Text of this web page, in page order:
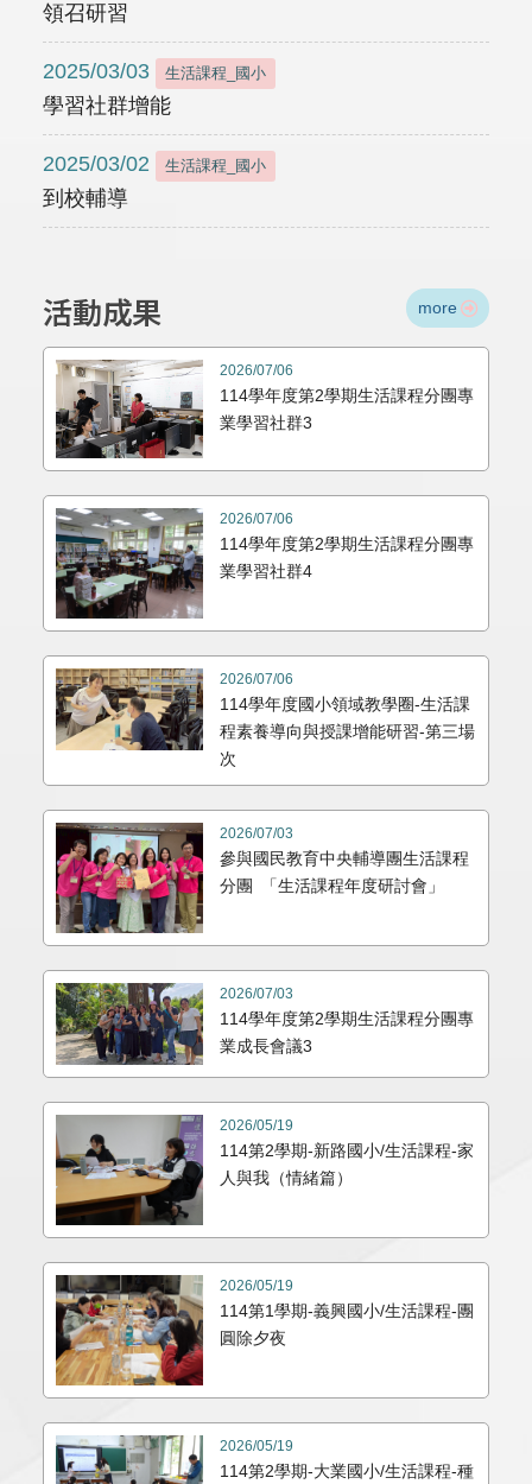
領召研習
2025/03/03 生活課程_國小
學習社群增能
2025/03/02 生活課程_國小
到校輔導
活動成果 more
2026/07/06
114學年度第2學期生活課程分團專
業學習社群3
2026/07/06
114學年度第2學期生活課程分團專
業學習社群4
2026/07/06
114學年度國小領域教學圈-生活課
程素養導向與授課增能研習-第三場
次
2026/07/03
參與國民教育中央輔導團生活課程
分團 「生活課程年度研討會」
2026/07/03
114學年度第2學期生活課程分團專
業成長會議3
2026/05/19
114第2學期-新路國小/生活課程-家
人與我（情緒篇）
2026/05/19
114第1學期-義興國小/生活課程-團
圓除夕夜
2026/05/19
114第2學期-大業國小/生活課程-種